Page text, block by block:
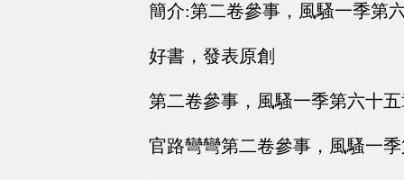
簡介:第二卷參事，風騷一季第
好書，發表原創
第二卷參事，風騷一季第六十
官路彎彎第二卷參事，風騷一